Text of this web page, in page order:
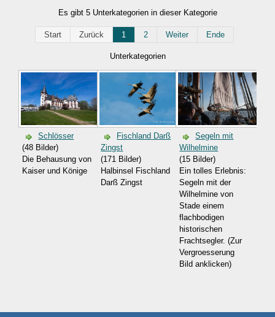
Es gibt 5 Unterkategorien in dieser Kategorie
Start Zurück 1 2 Weiter Ende
Unterkategorien
Schlösser
(48 Bilder)
Die Behausung von
Kaiser und Könige
Fischland Darß
Zingst
(171 Bilder)
Halbinsel Fischland
Darß Zingst
Segeln mit
Wilhelmine
(15 Bilder)
Ein tolles Erlebnis:
Segeln mit der
Wilhelmine von
Stade einem
flachbodigen
historischen
Frachtsegler. (Zur
Vergroesserung
Bild anklicken)